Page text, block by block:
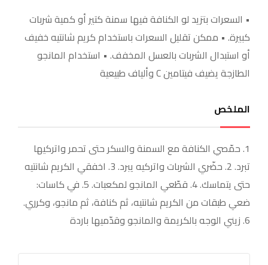
• السعرات بتزيد لو الكنافة فيها سمنة كتير أو كمية شربات
كبيرة. • ممكن تقليل السعرات باستخدام كريم شانتيه خفيف
أو استبدال الشربات بالعسل المخفف. • استخدام المانجو
الطازجة يضيف فيتامين C وألياف طبيعية
الملخص
1. حمّصي الكنافة مع السمنة والسكر حتى تحمر واتركيها
تبرد. 2. حضّري الشربات واتركيه يبرد. 3. اخفقي الكريم شانتيه
حتى يتماسك. 4. قطّعي المانجو لمكعبات. 5. في كاسات:
ضعي طبقات من الكريم شانتيه، ثم كنافة، ثم مانجو، وكرري.